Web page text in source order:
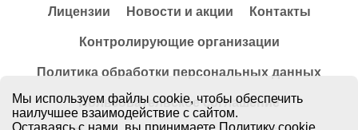
Лицензии Новости и акции Контакты
Контролирующие организации
Политика обработки персональных данных
Пользовательское соглашение
Мы используем файлы cookie, чтобы обеспечить
наилучшее взаимодействие с сайтом.
Оставаясь с нами, вы принимаете Политику cookie.